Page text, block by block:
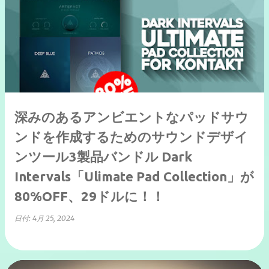
深みのあるアンビエントなパッドサウ
ンドを作成するためのサウンドデザイ
ンツール3製品バンドル Dark
Intervals「Ulimate Pad Collection」が
80%OFF、29ドルに！！
日付: 4月 25, 2024